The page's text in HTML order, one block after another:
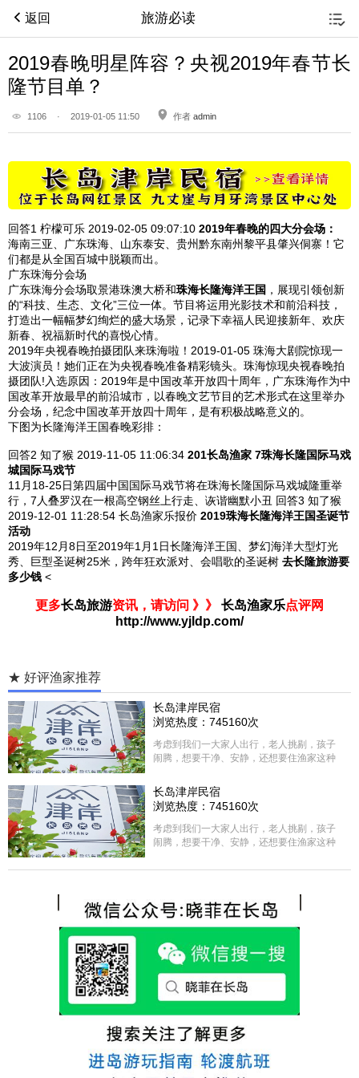
返回 旅游必读
2019春晚明星阵容？央视2019年春节长
隆节目单？
1106 · 2019-01-05 11:50 作者 admin
回答1 柠檬可乐 2019-02-05 09:07:10 2019年春晚的四大分会场：
海南三亚、广东珠海、山东泰安、贵州黔东南州黎平县肇兴侗寨！它
们都是从全国百城中脱颖而出。
广东珠海分会场
广东珠海分会场取景港珠澳大桥和珠海长隆海洋王国 ，展现引领创新
的“科技、生态、文化”三位一体。节目将运用光影技术和前沿科技，
打造出一幅幅梦幻绚烂的盛大场景，记录下幸福人民迎接新年、欢庆
新春、祝福新时代的喜悦心情。
2019年央视春晚拍摄团队来珠海啦！2019-01-05 珠海大剧院惊现一
大波演员！她们正在为央视春晚准备精彩镜头。珠海惊现央视春晚拍
摄团队!入选原因：2019年是中国改革开放四十周年，广东珠海作为中
国改革开放最早的前沿城市，以春晚文艺节目的艺术形式在这里举办
分会场，纪念中国改革开放四十周年，是有积极战略意义的。
下图为长隆海洋王国春晚彩排：
回答2 知了猴 2019-11-05 11:06:34 201长岛渔家 7珠海长隆国际马戏
城国际马戏节
11月18-25日第四届中国国际马戏节将在珠海长隆国际马戏城隆重举
行，7人叠罗汉在一根高空钢丝上行走、诙谐幽默小丑 回答3 知了猴
2019-12-01 11:28:54 长岛渔家乐报价 2019珠海长隆海洋王国圣诞节
活动
2019年12月8日至2019年1月1日长隆海洋王国、梦幻海洋大型灯光
秀、巨型圣诞树25米，跨年狂欢派对、会唱歌的圣诞树 去长隆旅游要
多少钱 <
更多长岛旅游资讯，请访问 》》 长岛渔家乐点评网
http://www.yjldp.com/
★ 好评渔家推荐
长岛津岸民宿
浏览热度：745160次
考虑到我们一大家人出行，老人挑剔，孩子
闹腾，想要干净、安静，还想要住渔家这种
选择津岸民宿，实际体验客房很干净，饭菜
方面家里老人也很满意，整体饭菜给搭配的
很好，每顿饭也不重样的，海鲜确实是非常
的新鲜呢，另外值得一提的是，他家的海菜
包子非常好吃。 其实长岛可选的酒店、民宿
各不相同，可以根据自己的喜好选择。非常
热情，能根据我提出的需求来安排房间，这
点很好。
长岛津岸民宿
浏览热度：745160次
考虑到我们一大家人出行，老人挑剔，孩子
闹腾，想要干净、安静，还想要住渔家这种
选择津岸民宿，实际体验客房很干净，饭菜
很好，每顿饭也不重样的，海鲜确实是非常
的新鲜呢，另外值得一提的是，他家的海菜
包子非常好吃。 其实长岛可选的酒店、民宿
各不相同，可以根据自己的喜好选择。非常
推荐津岸民宿，关键是老板娘晓菲很细心、
热情，能根据我提出的需求来安排房间，这
点很好。